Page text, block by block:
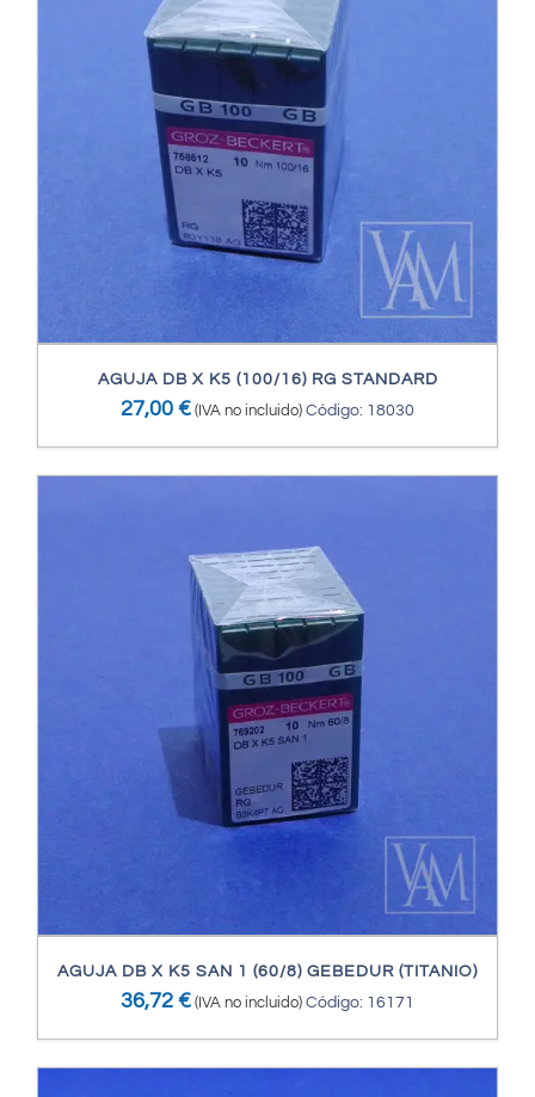
AGUJA DB X K5 (100/16) RG STANDARD
27,00 € (IVA no incluido) Código: 18030
AGUJA DB X K5 SAN 1 (60/8) GEBEDUR (TITANIO)
36,72 € (IVA no incluido) Código: 16171